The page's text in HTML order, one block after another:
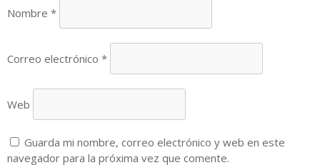
Nombre *
Correo electrónico *
Web
Guarda mi nombre, correo electrónico y web en este
navegador para la próxima vez que comente.